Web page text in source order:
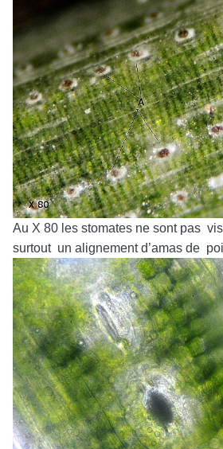
Au X 80 les stomates ne sont pas
surtout un alignement d’amas de